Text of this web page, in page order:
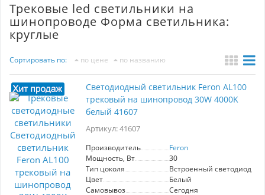
Трековые led светильники на
шинопроводе Форма светильника:
круглые
Сортировать по: по цене по названию
Светодиодный светильник Feron AL100
трековый на шинопровод 30W 4000K
белый 41607
Артикул: 41607
Производитель
Feron
Мощность, Вт
30
Тип цоколя
Встроенный светодиод
Цвет
Белый
Самовывоз
Сегодня